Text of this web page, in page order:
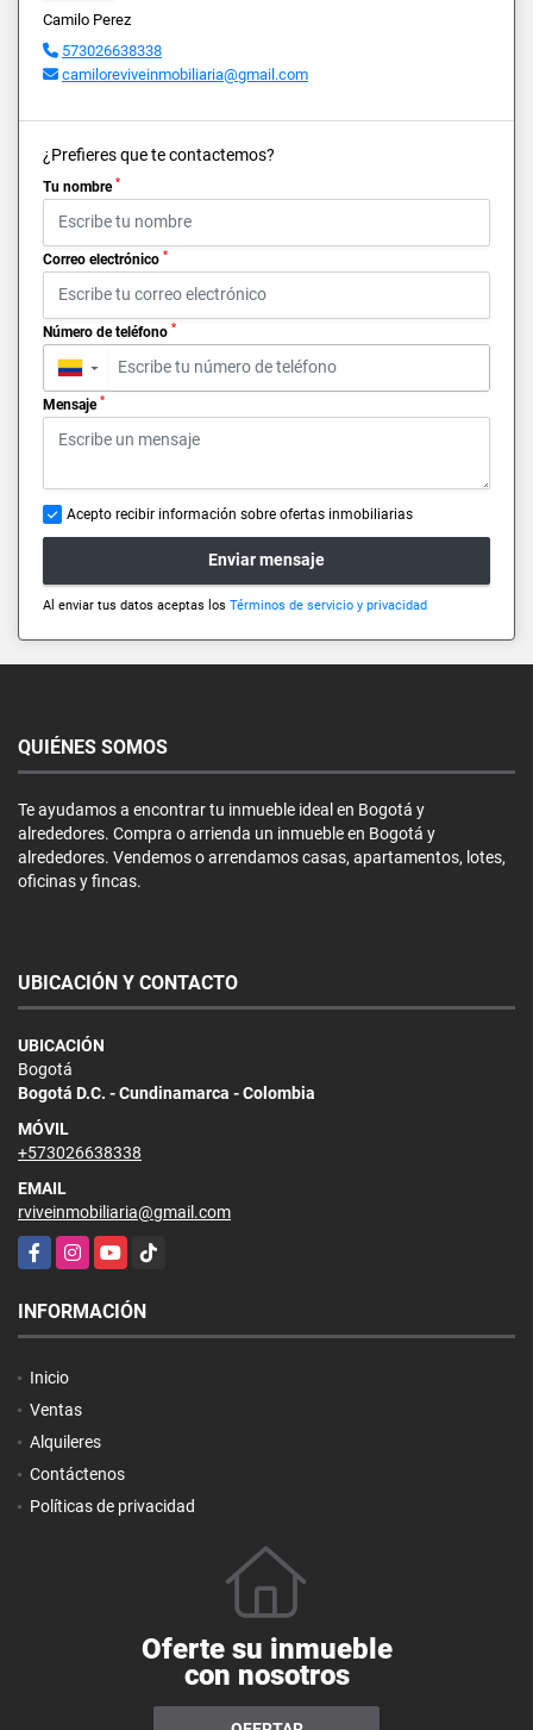
Camilo Perez
573026638338
camiloreviveinmobiliaria@gmail.com
¿Prefieres que te contactemos?
Tu nombre *
Correo electrónico *
Número de teléfono *
▼
Mensaje *
Acepto recibir información sobre ofertas inmobiliarias
Enviar mensaje
Al enviar tus datos aceptas los Términos de servicio y privacidad
QUIÉNES SOMOS
Te ayudamos a encontrar tu inmueble ideal en Bogotá y
alrededores. Compra o arrienda un inmueble en Bogotá y
alrededores. Vendemos o arrendamos casas, apartamentos, lotes,
oficinas y fincas.
UBICACIÓN Y CONTACTO
UBICACIÓN
Bogotá
Bogotá D.C. - Cundinamarca - Colombia
MÓVIL
+573026638338
EMAIL
rviveinmobiliaria@gmail.com
FacebookInstagramYouTubeTikTok
INFORMACIÓN
Inicio
Ventas
Alquileres
Contáctenos
Políticas de privacidad
Oferte su inmueble
con nosotros